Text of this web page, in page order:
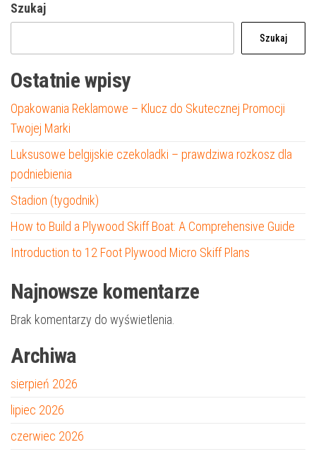
Szukaj
Szukaj
Ostatnie wpisy
Opakowania Reklamowe – Klucz do Skutecznej Promocji
Twojej Marki
Luksusowe belgijskie czekoladki – prawdziwa rozkosz dla
podniebienia
Stadion (tygodnik)
How to Build a Plywood Skiff Boat: A Comprehensive Guide
Introduction to 12 Foot Plywood Micro Skiff Plans
Najnowsze komentarze
Brak komentarzy do wyświetlenia.
Archiwa
sierpień 2026
lipiec 2026
czerwiec 2026